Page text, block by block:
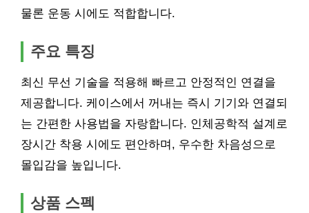
물론 운동 시에도 적합합니다.
주요 특징
최신 무선 기술을 적용해 빠르고 안정적인 연결을
제공합니다. 케이스에서 꺼내는 즉시 기기와 연결되
는 간편한 사용법을 자랑합니다. 인체공학적 설계로
장시간 착용 시에도 편안하며, 우수한 차음성으로
몰입감을 높입니다.
상품 스펙